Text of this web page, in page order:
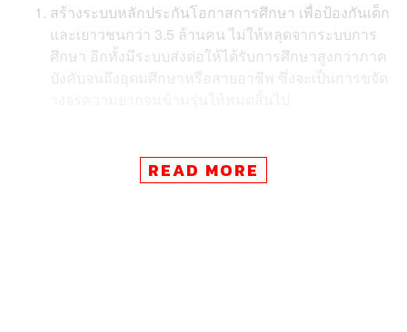
สร้างระบบหลักประกันโอกาสการศึกษา เพื่อป้องกันเด็ก
และเยาวชนกว่า 3.5 ล้านคน ไม่ให้หลุดจากระบบการ
ศึกษา อีกทั้งมีระบบส่งต่อให้ได้รับการศึกษาสูงกว่าภาค
บังคับจนถึงอุดมศึกษาหรือสายอาชีพ ซึ่งจะเป็นการขจัด
กลับเข้าสู่การเรียนรู้ การพัฒนาทักษะชีวิต และเสริม
READ MORE